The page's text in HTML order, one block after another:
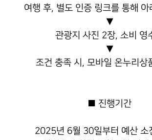
여행 후, 별도 인증 링크를 통해 아
▼
관광지 사진 2장, 소비 영
▼
조건 충족 시, 모바일 온누리상
■ 진행기간
2025년 6월 30일부터 예산 소